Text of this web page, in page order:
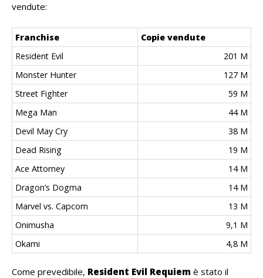
vendute:
Franchise
Copie vendute
Resident Evil
201 M
Monster Hunter
127 M
Street Fighter
59 M
Mega Man
44 M
Devil May Cry
38 M
Dead Rising
19 M
Ace Attorney
14 M
Dragon’s Dogma
14 M
Marvel vs. Capcom
13 M
Onimusha
9,1 M
Okami
4,8 M
Come prevedibile, Resident Evil Requiem è stato il